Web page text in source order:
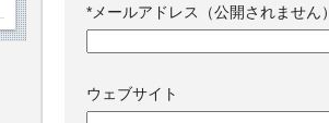
* メールアドレス（公開されません）
ウェブサイト